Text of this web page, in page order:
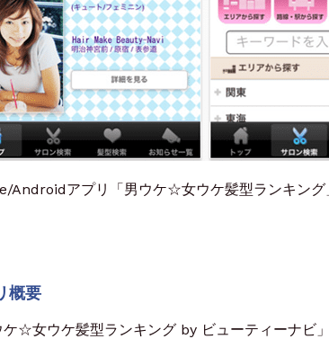
Androidアプリ「男ウケ☆女ウケ髪型ランキング
概要
ケ☆女ウケ髪型ランキング by ビューティーナ